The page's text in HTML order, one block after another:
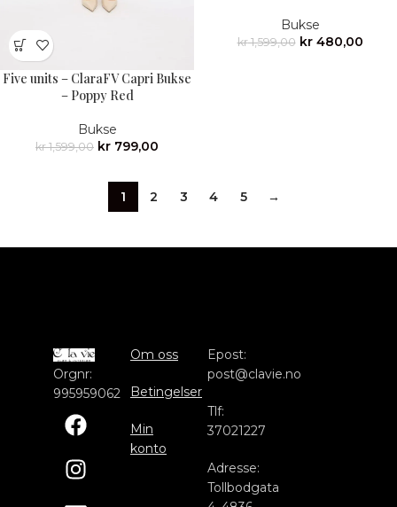
Five units – ClaraFV Capri Bukse
– Poppy Red
Bukse
kr1,599,00 kr 799,00
Bukse
kr1,599,00 kr480,00
1 2 3 4 5 →
Orgnr:
995959062
Om oss
Betingelser
Min
konto
Epost:
post@clavie.no
Tlf:
37021227
Adresse:
Tollbodgata